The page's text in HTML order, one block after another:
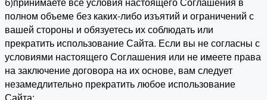
полном объеме без каких-либо изъятий и ограничений с
вашей стороны и обязуетесь их соблюдать или
прекратить использование Сайта. Если вы не согласны с
условиями настоящего Соглашения или не имеете права
на заключение договора на их основе, вам следует
незамедлительно прекратить любое использование